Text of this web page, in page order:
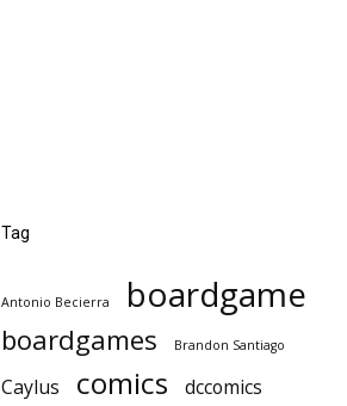
Tag
Antonio Becierra boardgame
boardgames Brandon Santiago
Caylus comics dccomics